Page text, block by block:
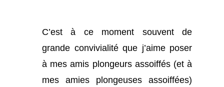
C’est à ce moment souvent de
grande convivialité que j’aime poser
à mes amis plongeurs assoiffés (et à
mes amies plongeuses assoiffées)